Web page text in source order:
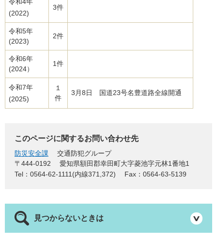
(2022)
3件
令和5年
(2023)
2件
令和6年
(2024）
1件
令和7年
(2025)
１
件
3月8日 国道23号名豊道路全線開通
このページに関するお問い合わせ先
防災安全課
交通防犯グループ
〒444-0192
愛知県額田郡幸田町大字菱池字元林1番地1
Tel：0564-62-1111(内線371,372)
Fax：0564-63-5139
見つからないときは